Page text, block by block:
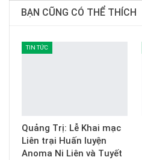
BẠN CŨNG CÓ THỂ THÍCH
TIN TỨC
Quảng Trị: Lễ Khai mạc
Liên trại Huấn luyện
Anoma Ni Liên và Tuyết